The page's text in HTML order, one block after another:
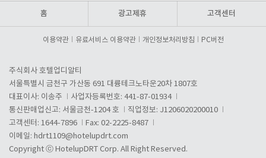
홈 광고제휴 고객센터
이용약관 유료서비스 이용약관 개인정보처리방침 PC버전
주식회사 호텔업디알티
서울특별시 금천구 가산동 691 대륭테크노타운20차 1807호
대표이사: 이송주
사업자등록번호: 441-87-01934
통신판매업신고: 서울금천-1204 호
직업정보: J1206020200010
고객센터: 1644-7896
Fax: 02-2225-8487
이메일: hdrt1109@hotelupdrt.com
Copyright ⓒ HotelupDRT Corp. All Right Reserved.